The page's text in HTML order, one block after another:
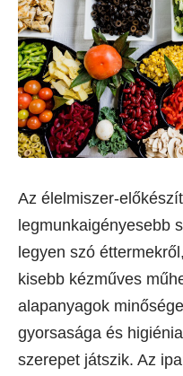
Az élelmiszer-
legmunkaigényesebb
legyen szó
kisebb kézműves
alapanyagok
gyorsasága és
szerepet játszik. Az